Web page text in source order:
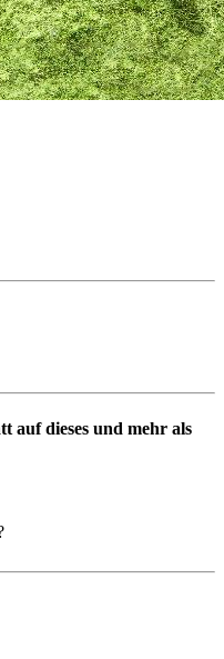
auf dieses und mehr als